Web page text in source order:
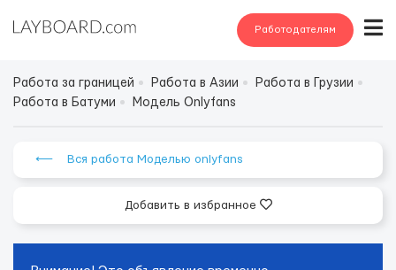
Работодателям
Работа за границей Работа в Азии
Работа в Грузии
Работа в Батуми
Модель Onlyfans
⟵ Вся работа Моделью onlyfans
Добавить в избранное